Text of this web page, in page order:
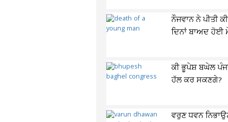
ਨੌਜਵਾਨ ਨੇ ਪੀਤੀ
ਦਿਨਾਂ ਬਾਅਦ ਹੋਈ
ਕੀ ਭੂਪੇਸ਼ ਬਘੇਲ
ਹੱਲ ਕਰ ਸਕਣਗੇ?
ਵਰੁਣ ਧਵਨ